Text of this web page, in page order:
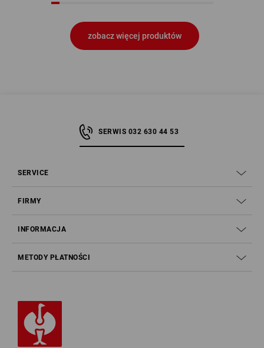
zobacz więcej produktów
SERWIS 032 630 44 53
SERVICE
FIRMY
INFORMACJA
METODY PŁATNOŚCI